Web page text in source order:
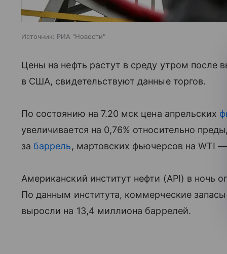
Источник: РИА "Новости"
Цены на нефть растут в среду утром после
в США, свидетельствуют данные торгов.
По состоянию на 7.20 мск цена апрельских
увеличивается на 0,76% относительно
за баррель, мартовских фьючерсов на WTI
Американский институт нефти (API) в ночь
По данным института, коммерческие
выросли на 13,4 миллиона баррелей.